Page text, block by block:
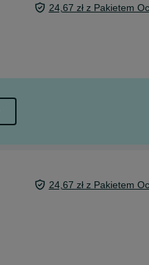
24,67 zł z Pakietem
24,67 zł z Pakietem